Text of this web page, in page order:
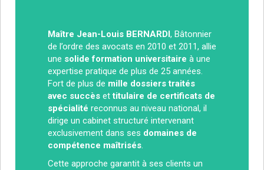
Maître Jean-Louis BERNARDI, Bâtonnier
de l’ordre des avocats en 2010 et 2011, allie
une solide formation universitaire à une
expertise pratique de plus de 25 années.
Fort de plus de mille dossiers traités
avec succès ettitulaire de certificats de
spécialité reconnus au niveau national, il
dirige un cabinet structuré intervenant
exclusivement dans ses domaines de
compétence maîtrisés.
Cette approche garantit à ses clients un